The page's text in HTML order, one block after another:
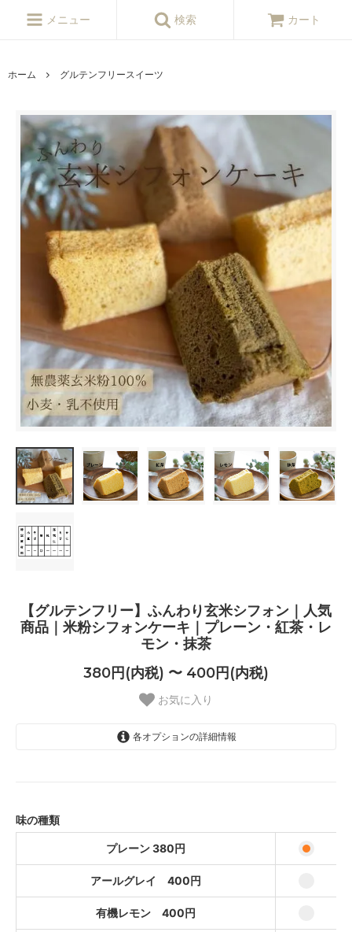
メニュー 検索 カート
ホーム グルテンフリースイーツ
【グルテンフリー】ふんわり玄米シフォン｜人気
商品｜米粉シフォンケーキ｜プレーン・紅茶・レ
モン・抹茶
380円(内税) 〜 400円(内税)
お気に入り
各オプションの詳細情報
有機レモン 400円
400円(内税)
有機抹茶 400円
味の種類
プレーン 380円
アールグレイ 400円
有機レモン 400円